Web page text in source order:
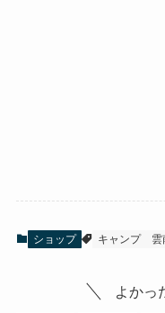
ショップ キャンプ 雲
よかっ